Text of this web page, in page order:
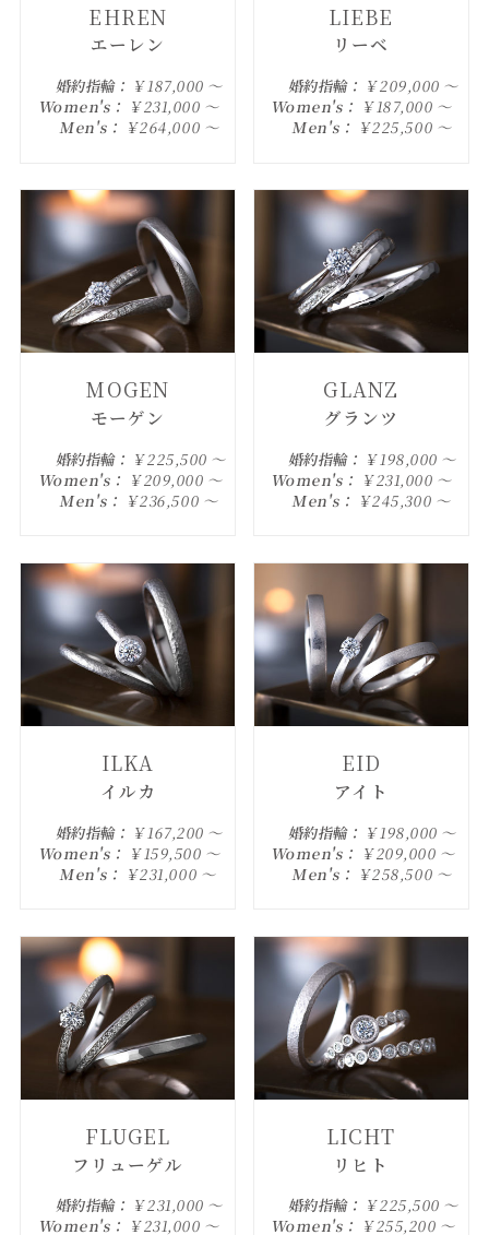
EHREN
エーレン
婚約指輪： ￥187,000 ～
Women's： ￥231,000 ～
Men's： ￥264,000 ～
LIEBE
リーベ
婚約指輪： ￥209,000 ～
Women's： ￥187,000 ～
Men's： ￥225,500 ～
MOGEN
モーゲン
婚約指輪： ￥225,500 ～
Women's： ￥209,000 ～
Men's： ￥236,500 ～
GLANZ
グランツ
婚約指輪： ￥198,000 ～
Women's： ￥231,000 ～
Men's： ￥245,300 ～
ILKA
イルカ
婚約指輪： ￥167,200 ～
Women's： ￥159,500 ～
Men's： ￥231,000 ～
EID
アイト
婚約指輪： ￥198,000 ～
Women's： ￥209,000 ～
Men's： ￥258,500 ～
FLUGEL
フリューゲル
婚約指輪： ￥231,000 ～
Women's： ￥231,000 ～
LICHT
リヒト
婚約指輪： ￥225,500 ～
Women's： ￥255,200 ～